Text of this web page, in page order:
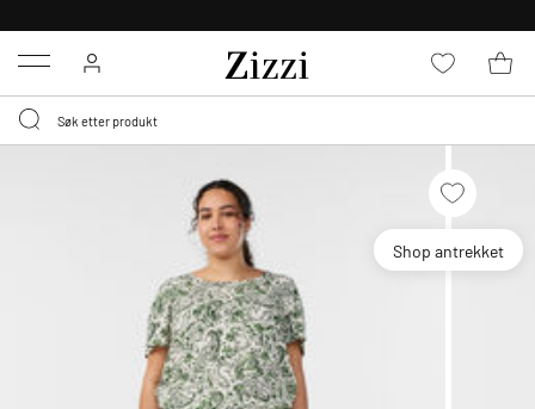
Menu
Shop antrekket